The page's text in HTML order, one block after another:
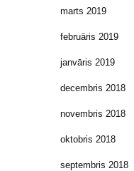
marts 2019
februāris 2019
janvāris 2019
decembris 2018
novembris 2018
oktobris 2018
septembris 2018